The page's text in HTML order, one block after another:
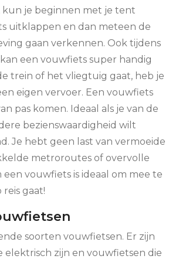
kun je beginnen met je tent
uitklappen en dan meteen de
gaan verkennen. Ook tijdens
een vouwfiets super handig
trein of het vliegtuig gaat, heb je
eigen vervoer. Een vouwfiets
pas komen. Ideaal als je van de
bezienswaardigheid wilt
Je hebt geen last van vermoeide
metroroutes of overvolle
een vouwfiets is ideaal om mee te
reis gaat!
soorten vouwfietsen. Er zijn
elektrisch zijn en vouwfietsen die